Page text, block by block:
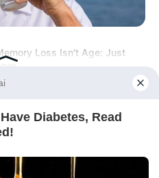
HUBUNGI KAMI IKLAN
Loss Isn't Age: Just